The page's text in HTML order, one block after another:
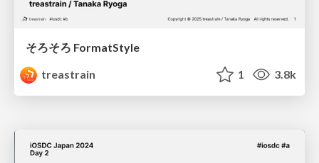
そろそろ FormatStyle
treastrain
1 3.8k